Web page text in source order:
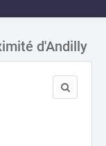
d'Andilly